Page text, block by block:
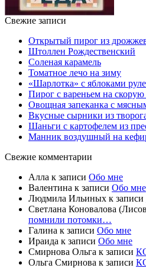
Свежие записи
Открытый пирог из
Штоллен Рождественский
Соленая карамель
Томатное лечо на зиму
«Шарлотка» с яблоками
Пирог с вареньем на скорую
Овощная запеканка с
Вкусные сырники из
Шаньги с картофелем из
Манник воздушный на
Свежие комментарии
Алла к записи Обо мне
Валентина к записи Обо мне
Людмила Ильиных к записи
Светлана Коновалова
помнили потомки…
Галина к записи Обо мне
Ираида к записи Обо мне
Смирнова Ольга к записи
Ольга Смирнова к записи